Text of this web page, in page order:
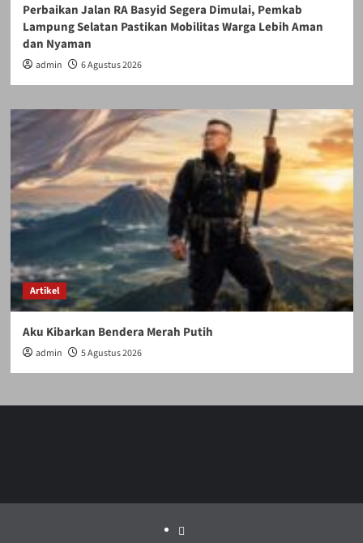
Perbaikan Jalan RA Basyid Segera Dimulai, Pemkab
Lampung Selatan Pastikan Mobilitas Warga Lebih Aman
dan Nyaman
admin 6 Agustus 2026
Artikel
Aku Kibarkan Bendera Merah Putih
admin 5 Agustus 2026
Politik